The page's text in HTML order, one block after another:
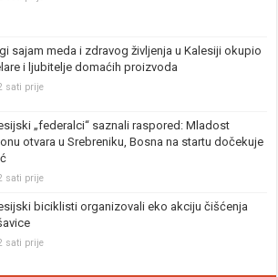
sajam meda i zdravog življenja u Kalesiji okupio
i ljubitelje domaćih proizvoda
sati prije
„federalci“ saznali raspored: Mladost
otvara u Srebreniku, Bosna na startu dočekuje
sati prije
biciklisti organizovali eko akciju čišćenja
sati prije